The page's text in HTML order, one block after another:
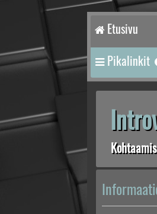
Etusivu
Pikalinkit